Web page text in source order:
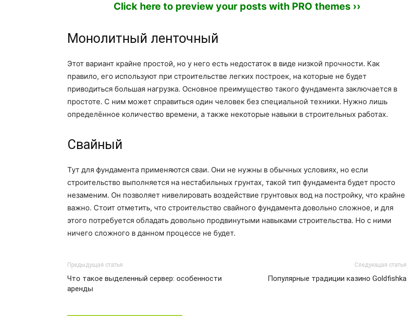
Click here to preview your posts with PRO themes ››
Монолитный ленточный
Этот вариант крайне простой, но у него есть недостаток в виде низкой прочности. Как
правило, его используют при строительстве легких построек, на которые не будет
приводиться большая нагрузка. Основное преимущество такого фундамента заключается в
простоте. С ним может справиться один человек без специальной техники. Нужно лишь
определённое количество времени, а также некоторые навыки в строительных работах.
Свайный
Тут для фундамента применяются сваи. Они не нужны в обычных условиях, но если
строительство выполняется на нестабильных грунтах, такой тип фундамента будет просто
незаменим. Он позволяет нивелировать воздействие грунтовых вод на постройку, что крайне
важно. Стоит отметить, что строительство свайного фундамента довольно сложное, и для
этого потребуется обладать довольно продвинутыми навыками строительства. Но с ними
ничего сложного в данном процессе не будет.
Предыдущая статья
Что такое выделенный сервер: особенности
аренды
Следующая статья
Популярные традиции казино Goldfishka